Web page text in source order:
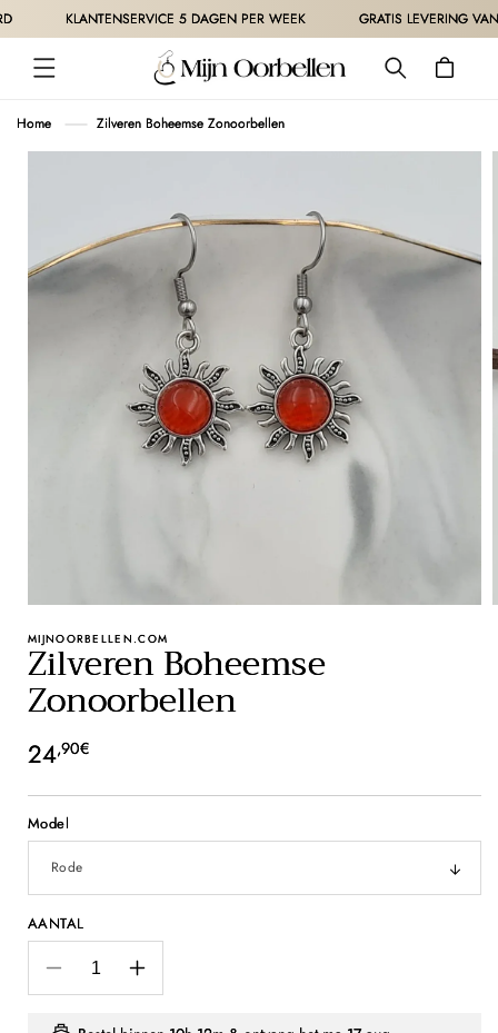
METEEN
NAAR DE
CONTENT
KLANTENSERVICE 5 DAGEN PER WEEK GRATIS LEVERING
Winkelwagen
Home Zilveren Boheemse Zonoorbellen
MIJNOORBELLEN.COM
Zilveren Boheemse
Zonoorbellen
Normale
prijs
24,90€
Model
AANTAL
Aantal
verlagen
voor
Aantal
verhogen
voor